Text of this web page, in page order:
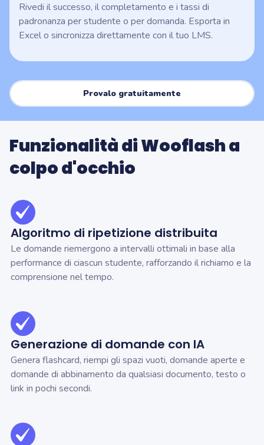
Rivedi il successo, il completamento e i tassi di
padronanza per studente o per domanda. Esporta in
Excel o sincronizza direttamente con il tuo LMS.
Provalo gratuitamente
Funzionalità di Wooflash a
colpo d'occhio
Algoritmo di ripetizione distribuita
Le domande riemergono a intervalli ottimali in base alla
performance di ciascun studente, rafforzando il richiamo e la
comprensione nel tempo.
Generazione di domande con IA
Genera flashcard, riempi gli spazi vuoti, domande aperte e
domande di abbinamento da qualsiasi documento, testo o
link in pochi secondi.